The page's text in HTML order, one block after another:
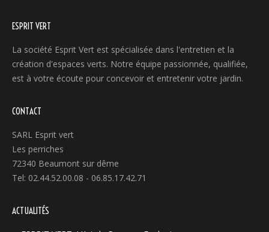
ESPRIT VERT
La société Esprit Vert est spécialisée dans l'entretien et la
création d'espaces verts. Notre équipe passionnée, qualifiée,
est à votre écoute pour concevoir et entretenir votre jardin.
CONTACT
SARL Esprit vert
Les perriches
72340 Beaumont sur dême
Tel: 02.44.52.00.08 - 06.85.17.42.71
ACTUALITÉS